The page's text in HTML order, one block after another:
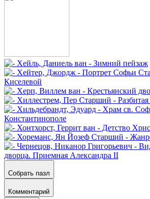
Собрать пазл
Комментарий